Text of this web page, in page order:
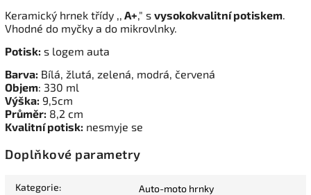
Keramický hrnek třídy ,, A+," s vysokokvalitní potiskem.
Vhodné do myčky a do mikrovlnky.
Potisk: s logem auta
Barva: Bílá, žlutá, zelená, modrá, červená
Objem: 330 ml
Výška: 9,5cm
Průměr: 8,2 cm
Kvalitní potisk: nesmyje se
Doplňkové parametry
Kategorie: Auto-moto hrnky